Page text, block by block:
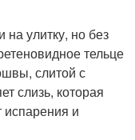
улитку, но без
тельце
слитой с
слизь, которая
испарения и